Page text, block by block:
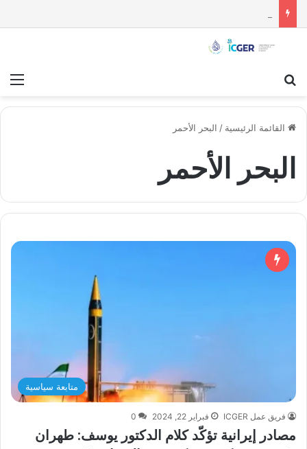
القائمة الرئيسية / البحر الأحمر
البحر الأحمر
متابعة سياسية
فريق عمل ICGER فبراير 22, 2024 0
مصادر إيرانية تؤكّد كلام الدكتور يوسف: طهران